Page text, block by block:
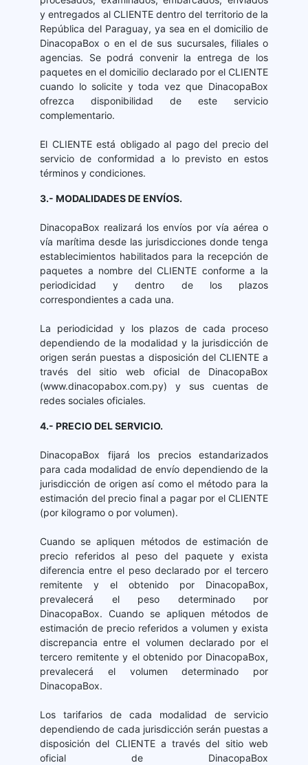
y entregados al CLIENTE dentro del territorio de la
República del Paraguay, ya sea en el domicilio de
DinacopaBox o en el de sus sucursales, filiales o
agencias. Se podrá convenir la entrega de los
paquetes en el domicilio declarado por el CLIENTE
cuando lo solicite y toda vez que DinacopaBox
ofrezca disponibilidad de este servicio
complementario.
El CLIENTE está obligado al pago del precio del
servicio de conformidad a lo previsto en estos
términos y condiciones.
3.- MODALIDADES DE ENVÍOS.
DinacopaBox realizará los envíos por vía aérea o
vía marítima desde las jurisdicciones donde tenga
establecimientos habilitados para la recepción de
paquetes a nombre del CLIENTE conforme a la
periodicidad y dentro de los plazos
correspondientes a cada una.
La periodicidad y los plazos de cada proceso
dependiendo de la modalidad y la jurisdicción de
origen serán puestas a disposición del CLIENTE a
través del sitio web oficial de DinacopaBox
(www.dinacopabox.com.py) y sus cuentas de
redes sociales oficiales.
4.- PRECIO DEL SERVICIO.
DinacopaBox fijará los precios estandarizados
para cada modalidad de envío dependiendo de la
jurisdicción de origen así como el método para la
estimación del precio final a pagar por el CLIENTE
(por kilogramo o por volumen).
Cuando se apliquen métodos de estimación de
precio referidos al peso del paquete y exista
diferencia entre el peso declarado por el tercero
remitente y el obtenido por DinacopaBox,
prevalecerá el peso determinado por
DinacopaBox. Cuando se apliquen métodos de
estimación de precio referidos a volumen y exista
discrepancia entre el volumen declarado por el
tercero remitente y el obtenido por DinacopaBox,
prevalecerá el volumen determinado por
DinacopaBox.
Los tarifarios de cada modalidad de servicio
dependiendo de cada jurisdicción serán puestas a
disposición del CLIENTE a través del sitio web
oficial de DinacopaBox